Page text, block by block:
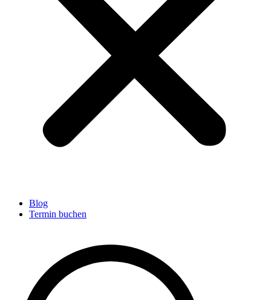
Blog
Termin buchen